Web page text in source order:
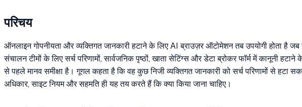
परिचय
ऑनलाइन गोपनीयता और व्यक्तिगत जानकारी हटाने के लिए AI ब्राउज़र ऑटोमेशन तब उपयोगी होता है जब
संचालन टीमों के लिए सर्च परिणामों, सार्वजनिक पृष्ठों, खाता सेटिंग्स और डेटा ब्रोकर फॉर्म में कानूनी
से पहले मानव समीक्षा है। गूगल कहता है कि वह कुछ निजी व्यक्तिगत जानकारी को सर्च परिणामों से
अधिकार, साइट नियम और सहमति ही यह तय करते हैं कि क्या किया जाना चाहिए।